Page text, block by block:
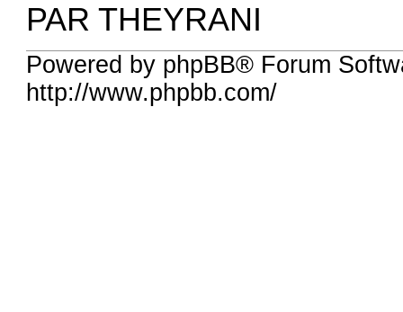
PAR THEYRANI
Powered by phpBB® Forum
http://www.phpbb.com/